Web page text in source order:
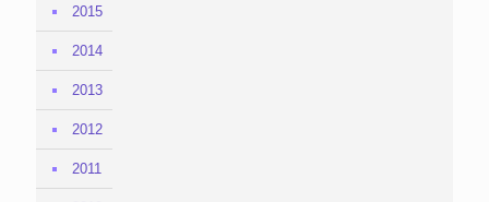
2015
2014
2013
2012
2011